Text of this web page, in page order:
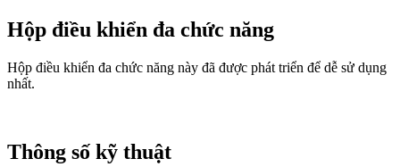
Hộp điều khiển đa chức năng
Hộp điều khiển đa chức năng này đã được phát triển để dễ sử dụng
nhất.
Thông số kỹ thuật